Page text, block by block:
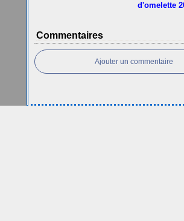
d'omelette
Commentaires
Ajouter un commentaire